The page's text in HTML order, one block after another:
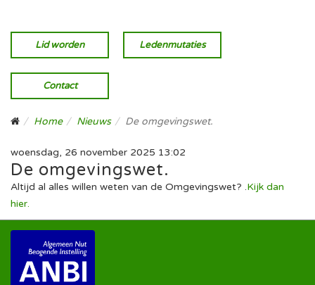
Lid worden Ledenmutaties
Contact
Home Nieuws De omgevingswet.
woensdag, 26 november 2025 13:02
De omgevingswet.
Altijd al alles willen weten van de Omgevingswet? .Kijk dan
hier.